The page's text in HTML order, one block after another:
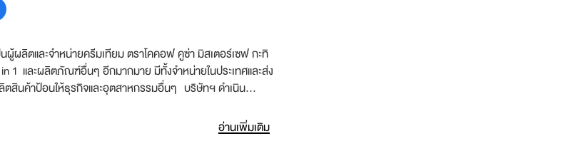
ผู้ผลิตและจำหน่ายครีมเทียม ตราโคคอฟ คูซ่า มิสเตอร์เซฟ กะทิ
1 และผลิตภัณฑ์อื่นๆ อีกมากมาย มีทั้งจำหน่ายในประเทศและส่ง
สินค้าป้อนให้ธุรกิจและอุตสาหกรรมอื่นๆ บริษัทฯ ดำเนิน
อ่านเพิ่มเติม